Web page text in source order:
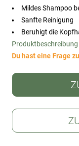
Mildes Shampoo
Sanfte Reinigung
Beruhigt die
Produktbeschreibung
Du hast eine Frage